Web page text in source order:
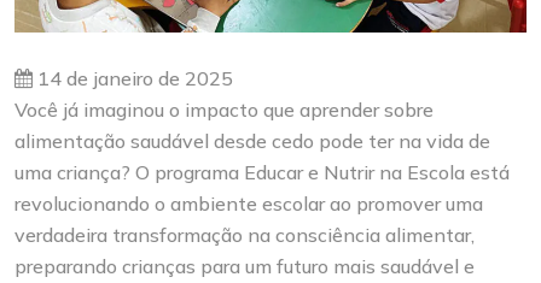
14 de janeiro de 2025
Você já imaginou o impacto que aprender sobre
alimentação saudável desde cedo pode ter na vida de
uma criança? O programa Educar e Nutrir na Escola está
revolucionando o ambiente escolar ao promover uma
verdadeira transformação na consciência alimentar,
preparando crianças para um futuro mais saudável e